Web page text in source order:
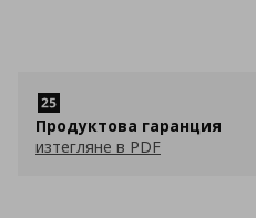
Продуктова гаранция
изтегляне в PDF